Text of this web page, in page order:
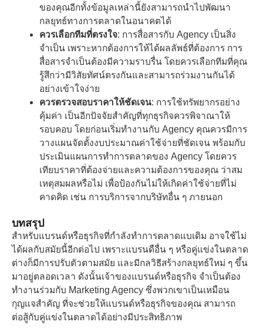
ของคุณอีกทั้งข้อมูลเหล่านี้ยังสามารถนำไปพัฒนา
กลยุทธ์ทางการตลาดในอนาคตได้
ควรเลือกทีมที่ตรงใจ: การสื่อสารกับ Agency เป็นสิ่ง
จำเป็น เพราะหากต้องการให้ได้ผลลัพธ์ที่ต้องการ การ
สื่อสารจำเป็นต้องมีความราบรื่น โดยควรเลือกทีมที่คุณ
รู้สึกว่ามีวิสัยทัศน์ตรงกันและสามารถร่วมงานกันได้
อย่างเข้าใจง่าย
ควรตรวจสอบราคาให้ชัดเจน: การใช้ทรัพยากรอย่าง
คุ้มค่า เป็นอีกปัจจัยสำคัญที่ทุกธุรกิจควรพิจาณาให้
รอบคอบ โดยก่อนเริ่มทำงานกับ Agency คุณควรมีการ
วางแผนจัดตั้งงบประมาณค่าใช้จ่ายที่ชัดเจน พร้อมกับ
ประเมินแผนการทำการตลาดของ Agency โดยควร
เทียบราคาที่ต้องจ่ายและความต้องการของคุณ ว่าสม
เหตุสมผลหรือไม่ เพื่อป้องกันไม่ให้เกิดค่าใช้จ่ายที่ไม่
คาดคิด เช่น การบริการจากบริษัทอื่น ๆ ภายนอก
บทสรุป
สำหรับแบรนด์หรือธุรกิจที่กำลังทำการตลาดแบเดิม อาจใช้ไม่
ได้ผลกับสมัยนี้อีกต่อไป เพราะแบรนดือื่น ๆ หรือคู่แข่งในตลาด
ต่างก็มีการปรับตัวตามสมัย และมีกลวิธีสร้างกลยุทธ์ใหม่ ๆ ขึ้น
มาอยู่ตลอดเวลา ดังนั้นเจ้าของแบรนด์หรือธุรกิจ จำเป็นต้อง
ทำงานร่วมกับ Marketing Agency ซึ่งพวกเขาเป็นเหมือน
กุญแจสำคัญ ที่จะช่วยให้แบรนด์หรือธุรกิจของคุณ สามารถ
ต่อสู้กับคู่แข่งในตลาดได้อย่างมีประสิทธิภาพ